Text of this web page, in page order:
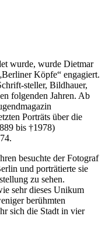
wurde, wurde Dietmar
Köpfe“ engagiert.
steller, Bildhauer,
folgenden Jahren. Ab
Porträts über die
bis †1978)
besuchte der Fotograf
und porträtierte sie
zu sehen.
sehr dieses Unikum
berühmten
sich die Stadt in vier